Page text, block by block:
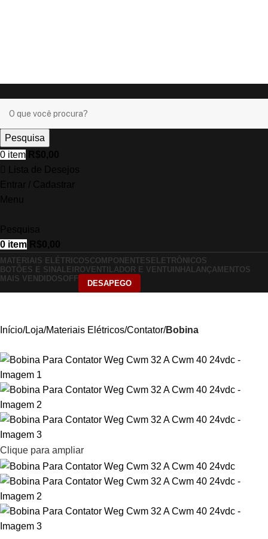
Pesquisa
0 item
0 item
MATERIAIS ELÉTRICOSCOMPONENTES ELETRÔNICOS
BOTÕES E SINALEIROVENTILADOR E VENTUINHA LANÇAMENTOS
MAIS VENDIDOSOFF
DESAPEGO
Início Loja Materiais Elétricos Contator Bobina
Clique para ampliar